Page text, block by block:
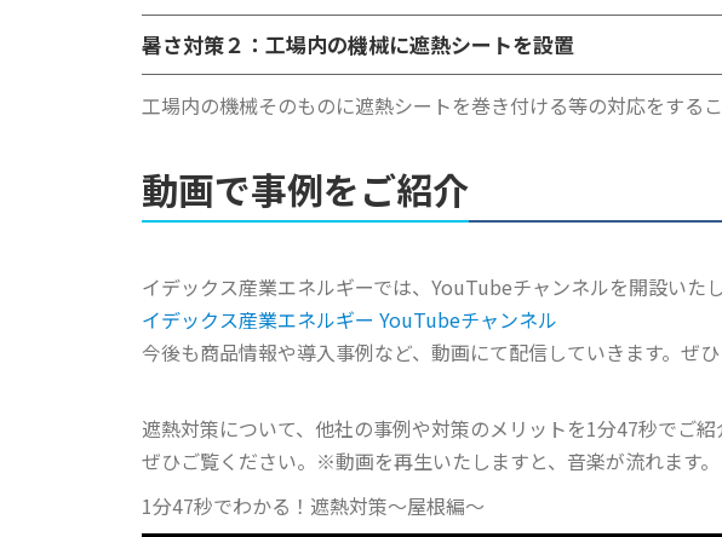
暑さ対策２：工場内の機械に遮熱シートを設置
工場内の機械そのものに遮熱シートを巻き付ける等の対応をする
動画で事例をご紹介
イデックス産業エネルギーでは、YouTubeチャンネルを開設いたし
イデックス産業エネルギー YouTubeチャンネル
今後も商品情報や導入事例など、動画にて配信していきます。ぜ
遮熱対策について、他社の事例や対策のメリットを1分47秒でご紹
ぜひご覧ください。※動画を再生いたしますと、音楽が流れます。
1分47秒でわかる！遮熱対策～屋根編～